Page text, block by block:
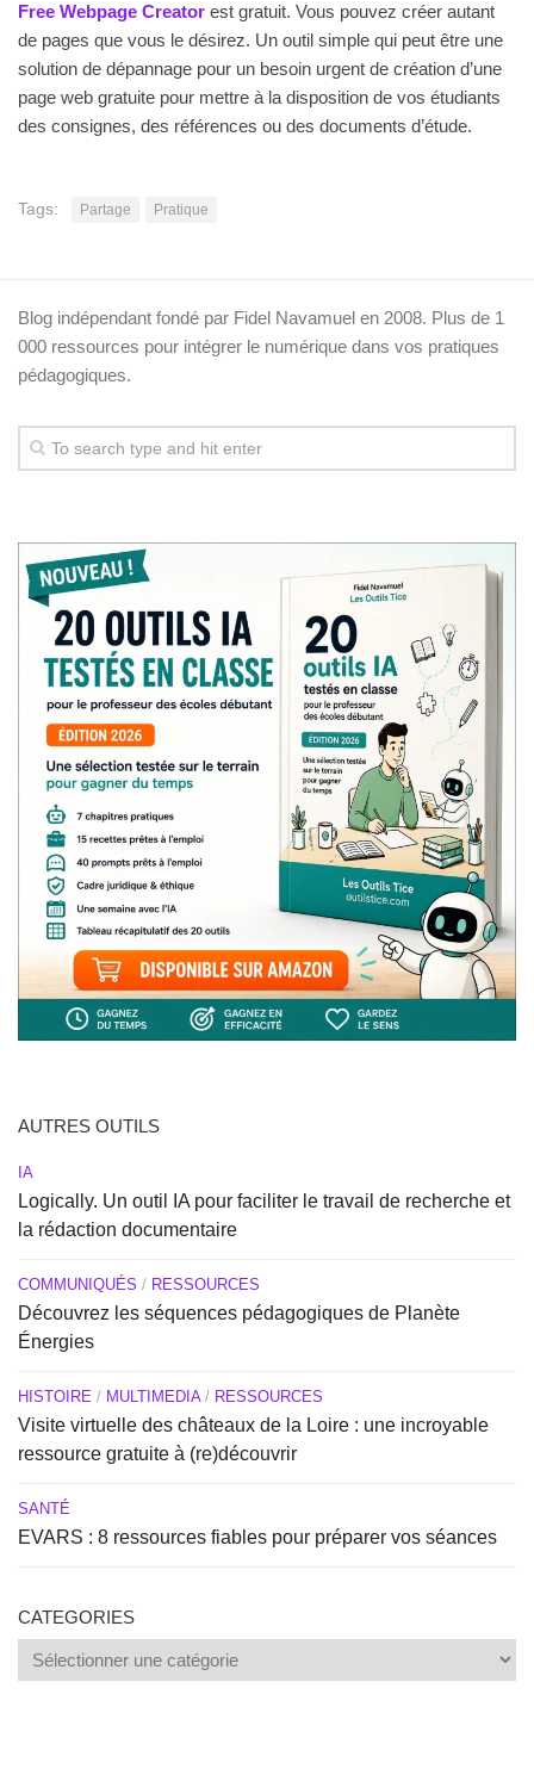
Free Webpage Creator est gratuit. Vous pouvez créer autant
de pages que vous le désirez. Un outil simple qui peut être une
solution de dépannage pour un besoin urgent de création d’une
page web gratuite pour mettre à la disposition de vos étudiants
des consignes, des références ou des documents d’étude.
Tags: Partage Pratique
Blog indépendant fondé par Fidel Navamuel en 2008. Plus de 1
000 ressources pour intégrer le numérique dans vos pratiques
pédagogiques.
AUTRES OUTILS
IA
Logically. Un outil IA pour faciliter le travail de recherche et
la rédaction documentaire
COMMUNIQUÉS / RESSOURCES
Découvrez les séquences pédagogiques de Planète
Énergies
HISTOIRE / MULTIMEDIA/ RESSOURCES
Visite virtuelle des châteaux de la Loire : une incroyable
ressource gratuite à (re)découvrir
SANTÉ
EVARS : 8 ressources fiables pour préparer vos séances
CATEGORIES
Categories